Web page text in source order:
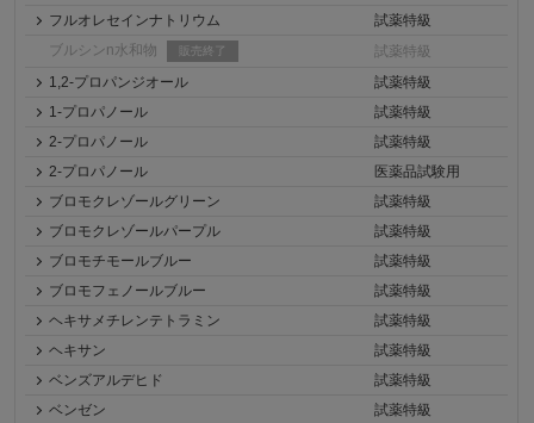
フルオレセインナトリウム
試薬特級
ブルシンn水和物
販売終了
試薬特級
1,2-プロパンジオール
試薬特級
1-プロパノール
試薬特級
2-プロパノール
試薬特級
2-プロパノール
医薬品試験用
ブロモクレゾールグリーン
試薬特級
ブロモクレゾールパープル
試薬特級
ブロモチモールブルー
試薬特級
ブロモフェノールブルー
試薬特級
ヘキサメチレンテトラミン
試薬特級
ヘキサン
試薬特級
ベンズアルデヒド
試薬特級
ベンゼン
試薬特級